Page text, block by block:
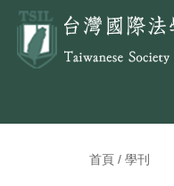
首頁 / 學刊